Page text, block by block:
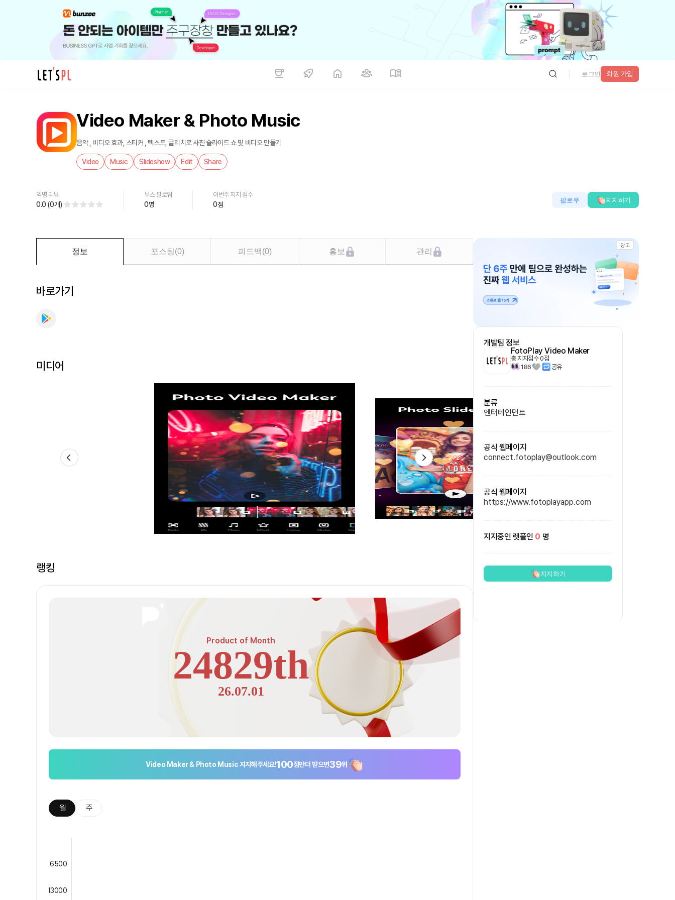
로그인 회원 가입
Video Maker & Photo Music
음악 , 비디오 효과, 스티커 , 텍스트, 글리치로 사진 슬라이드 쇼 및 비디오 만들기
Video Music Slideshow Edit Share
익명 리뷰
0.0(0개)
부스 팔로워
0명
이번주 지지 점수
0점
팔로우 지지하기
정보 포스팅(0) 피드백(0) 홍보 관리
바로가기
미디어
랭킹
Product of Month
24829th
26.07.01
Video Maker & Photo Music지지해주세요!100점만더 받으면39위
월 주
6500
13000
광고
개발팀 정보
FotoPlay Video Maker
총 지지점수0점
186
공유
분류
엔터테인먼트
공식 웹페이지
connect.fotoplay@outlook.com
공식 웹페이지
https://www.fotoplayapp.com
지지중인 렛플인 0 명
지지하기